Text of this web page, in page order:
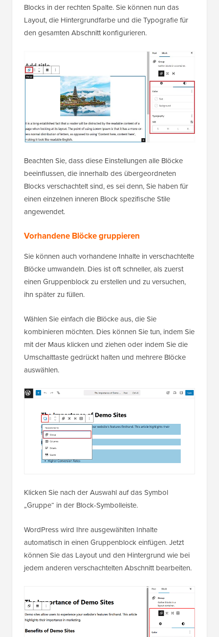
Blocks in der rechten Spalte. Sie können nun das
Layout, die Hintergrundfarbe und die Typografie für
den gesamten Abschnitt konfigurieren.
Beachten Sie, dass diese Einstellungen alle Blöcke
beeinflussen, die innerhalb des übergeordneten
Blocks verschachtelt sind, es sei denn, Sie haben für
einen einzelnen inneren Block spezifische Stile
angewendet.
Vorhandene Blöcke gruppieren
Sie können auch vorhandene Inhalte in verschachtelte
Blöcke umwandeln. Dies ist oft schneller, als zuerst
einen Gruppenblock zu erstellen und zu versuchen,
ihn später zu füllen.
Wählen Sie einfach die Blöcke aus, die Sie
kombinieren möchten. Dies können Sie tun, indem Sie
mit der Maus klicken und ziehen oder indem Sie die
Umschalttaste gedrückt halten und mehrere Blöcke
auswählen.
Klicken Sie nach der Auswahl auf das Symbol
„Gruppe“ in der Block-Symbolleiste.
WordPress wird Ihre ausgewählten Inhalte
automatisch in einen Gruppenblock einfügen. Jetzt
können Sie das Layout und den Hintergrund wie bei
jedem anderen verschachtelten Abschnitt bearbeiten.